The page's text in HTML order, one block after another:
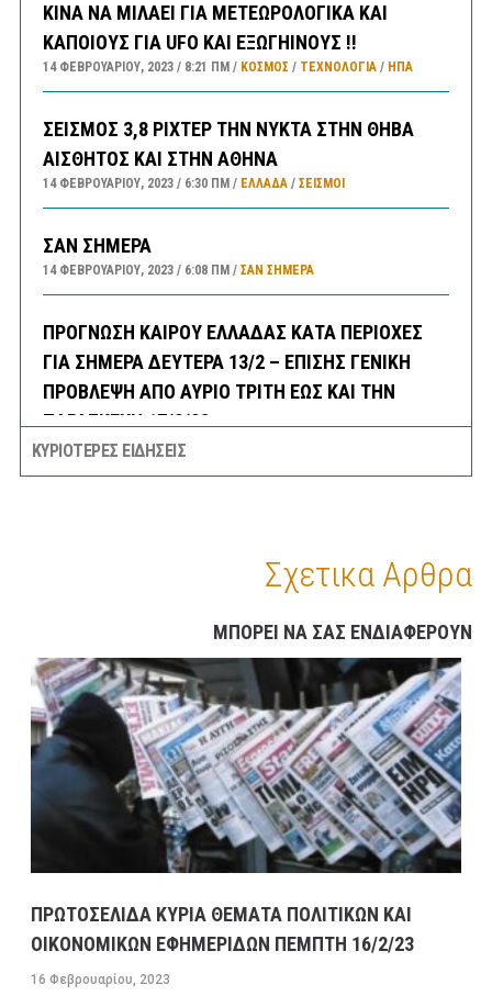
ΚΙΝΑ ΝΑ ΜΙΛΑΕΙ ΓΙΑ ΜΕΤΕΩΡΟΛΟΓΙΚΑ ΚΑΙ
ΚΑΠΟΙΟΥΣ ΓΙΑ UFO ΚΑΙ ΕΞΩΓΗΙΝΟΥΣ !!
14 ΦΕΒΡΟΥΑΡΊΟΥ, 2023 8:21 ΠΜ ΚΟΣΜΟΣ / ΤΕΧΝΟΛΟΓΙΑ/ ΗΠΑ
ΣΕΙΣΜΟΣ 3,8 ΡΙΧΤΕΡ ΤΗΝ ΝΥΚΤΑ ΣΤΗΝ ΘΗΒΑ
ΑΙΣΘΗΤΟΣ ΚΑΙ ΣΤΗΝ ΑΘΗΝΑ
14 ΦΕΒΡΟΥΑΡΊΟΥ, 2023 6:30 ΠΜ ΕΛΛΑΔA/ ΣΕΙΣΜΟΙ
ΣΑΝ ΣΗΜΕΡΑ
14 ΦΕΒΡΟΥΑΡΊΟΥ, 2023 6:08 ΠΜ ΣΑΝ ΣΉΜΕΡΑ
ΠΡΟΓΝΩΣΗ ΚΑΙΡΟΥ ΕΛΛΑΔΑΣ ΚΑΤΑ ΠΕΡΙΟΧΕΣ
ΓΙΑ ΣΗΜΕΡΑ ΔΕΥΤΕΡΑ 13/2 – ΕΠΙΣΗΣ ΓΕΝΙΚΗ
ΠΡΟΒΛΕΨΗ ΑΠΟ ΑΥΡΙΟ ΤΡΙΤΗ ΕΩΣ ΚΑΙ ΤΗΝ
ΠΑΡΑΣΚΕΥΗ 17/2/23
13 ΦΕΒΡΟΥΑΡΊΟΥ, 2023 9:52 ΠΜ
MEDIA/ ΕΦΗΜΕΡΊΔΕΣ-ΠΕΡΙΟΔΙΚΆ
ΜΕΓΑΛΕΣ ΚΑΘΥΣΤΕΡΗΣΕΙΣ ΣΤΗΝ ΛΕΩΦΟΡΟ
ΚΑΒΑΛΑΣ ΣΤΟ ΡΕΥΜΑ ΠΡΟΣ ΤΗΝ ΚΟΡΙΝΘΟ-
ΕΣΠΑΣΕ ΑΓΩΓΟΣ ΤΗΣ ΕΥΔΑΠ ΣΤΟ ΔΑΦΝΙ
13 ΦΕΒΡΟΥΑΡΊΟΥ, 2023 9:08 ΠΜ ΣΥΓΚΟΙΝΩΝΊΕΣ
ΚΥΡΙΟΤΕΡΕΣ ΕΙΔΗΣΕΙΣ
ΠΡΩΤΟΣΕΛΙΔΑ ΚΥΡΙΑ ΘΕΜΑΤΑ ΠΟΛΙΤΙΚΩΝ ΚΑΙ
ΟΙΚΟΝΟΜΙΚΩΝ ΕΦΗΜΕΡΙΔΩΝ ΠΕΜΠΤΗ 16/2/23
16 Φεβρουαρίου, 2023
Σχετικα Αρθρα
ΜΠΟΡΕΙ ΝΑ ΣΑΣ ΕΝΔΙΑΦΕΡΟΥΝ